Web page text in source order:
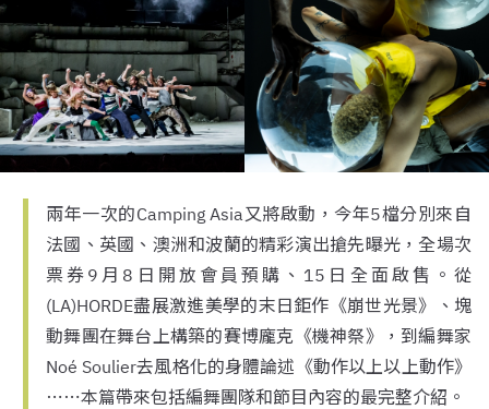
兩年一次的Camping Asia又將啟動，今年5檔分別來自
法國、英國、澳洲和波蘭的精彩演出搶先曝光，全場次
票券9月8日開放會員預購、15日全面啟售。從
(LA)HORDE盡展激進美學的末日鉅作《崩世光景》、塊
動舞團在舞台上構築的賽博龐克《機神祭》，到編舞家
Noé Soulier去風格化的身體論述《動作以上以上動作》
⋯⋯本篇帶來包括編舞團隊和節目內容的最完整介紹。